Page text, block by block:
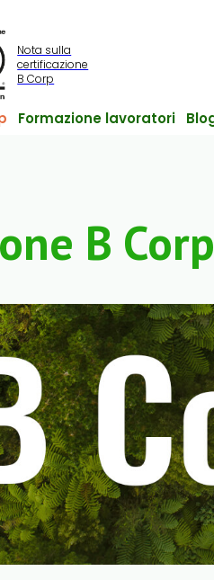
Nota sulla
certificazione
B Corp
Formazione lavoratori
B Corp